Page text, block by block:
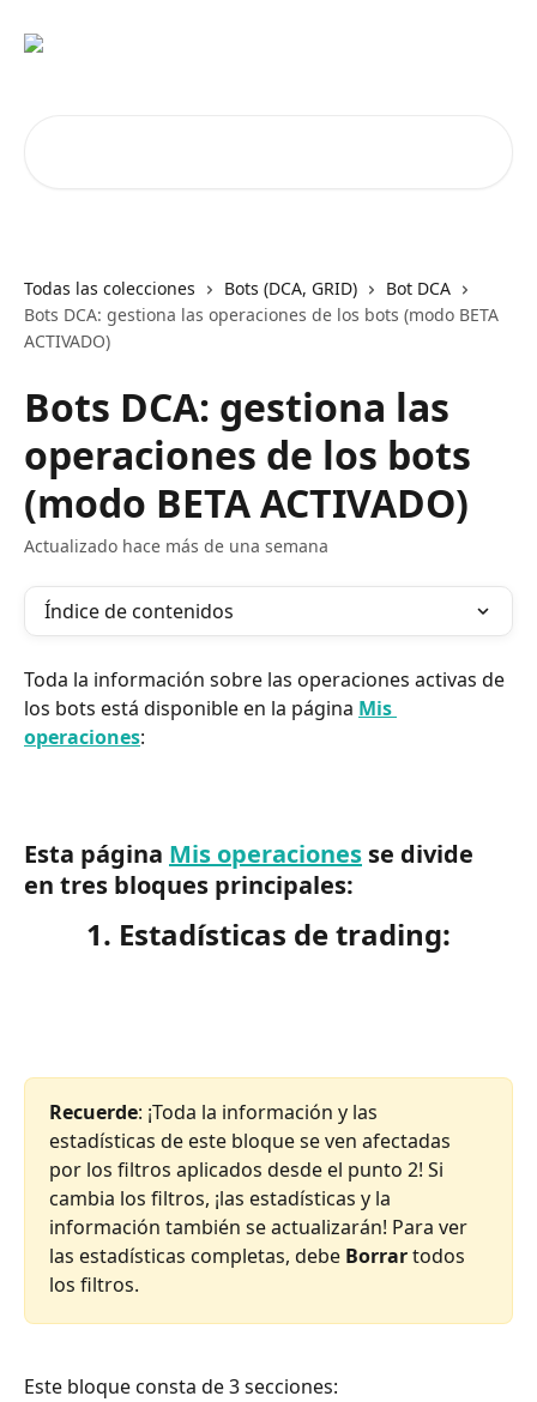
Todas las colecciones Bots (DCA, GRID)
Bot DCA
Bots DCA: gestiona las operaciones de los bots (modo BETA
ACTIVADO)
Bots DCA: gestiona las
operaciones de los bots
(modo BETA ACTIVADO)
Actualizado hace más de una semana
Índice de contenidos
Toda la información sobre las operaciones activas de
los bots está disponible en la página Mis
operaciones:
Esta página Mis operaciones se divide
en tres bloques principales:
1. Estadísticas de trading:
​Recuerde: ¡Toda la información y las
estadísticas de este bloque se ven afectadas
por los filtros aplicados desde el punto 2! Si
cambia los filtros, ¡las estadísticas y la
información también se actualizarán! Para ver
las estadísticas completas, debe Borrar todos
los filtros.
Este bloque consta de 3 secciones: